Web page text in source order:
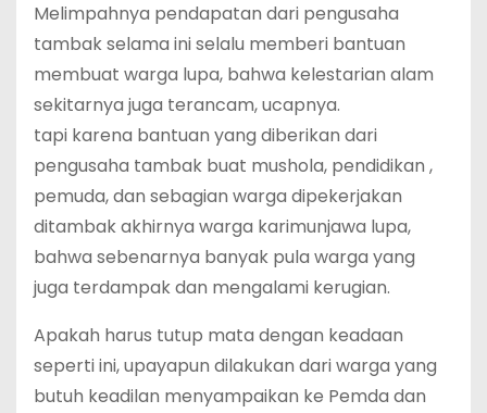
Melimpahnya pendapatan dari pengusaha
tambak selama ini selalu memberi bantuan
membuat warga lupa, bahwa kelestarian alam
sekitarnya juga terancam, ucapnya.
tapi karena bantuan yang diberikan dari
pengusaha tambak buat mushola, pendidikan ,
pemuda, dan sebagian warga dipekerjakan
ditambak akhirnya warga karimunjawa lupa,
bahwa sebenarnya banyak pula warga yang
juga terdampak dan mengalami kerugian.
Apakah harus tutup mata dengan keadaan
seperti ini, upayapun dilakukan dari warga yang
butuh keadilan menyampaikan ke Pemda dan